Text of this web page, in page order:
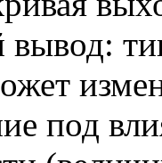
вывод:
под